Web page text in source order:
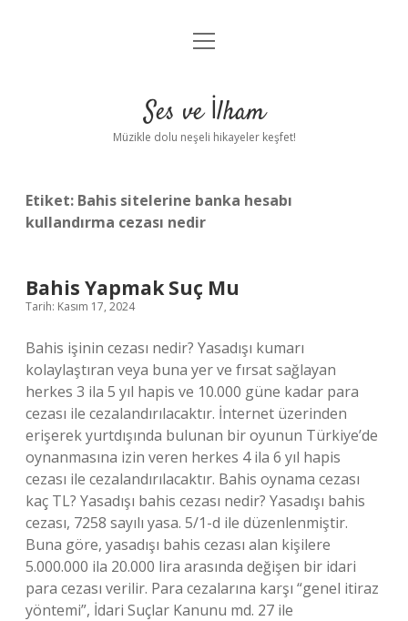
Anasayfa
Yasal Uyarı
menüyü
Ses ve İlham
Müzikle dolu neşeli hikayeler keşfet!
Etiket: Bahis sitelerine banka hesabı
kullandırma cezası nedir
Bahis Yapmak Suç Mu
Tarih: Kasım 17, 2024
Bahis işinin cezası nedir? Yasadışı kumarı
kolaylaştıran veya buna yer ve fırsat sağlayan
herkes 3 ila 5 yıl hapis ve 10.000 güne kadar para
cezası ile cezalandırılacaktır. İnternet üzerinden
erişerek yurtdışında bulunan bir oyunun Türkiye’de
oynanmasına izin veren herkes 4 ila 6 yıl hapis
cezası ile cezalandırılacaktır. Bahis oynama cezası
kaç TL? Yasadışı bahis cezası nedir? Yasadışı bahis
cezası, 7258 sayılı yasa. 5/1-d ile düzenlenmiştir.
Buna göre, yasadışı bahis cezası alan kişilere
5.000.000 ila 20.000 lira arasında değişen bir idari
para cezası verilir. Para cezalarına karşı “genel itiraz
yöntemi”, İdari Suçlar Kanunu md. 27 ile